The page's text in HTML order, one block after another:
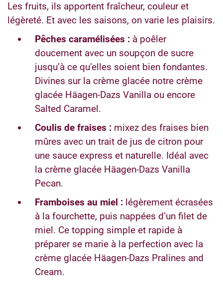
Les fruits, ils apportent fraîcheur, couleur et
légèreté. Et avec les saisons, on varie les plaisirs.
Pêches caramélisées : à poêler
doucement avec un soupçon de sucre
jusqu’à ce qu’elles soient bien fondantes.
Divines sur la crème glacée notre crème
glacée Häagen-Dazs Vanilla ou encore
Salted Caramel.
Coulis de fraises : mixez des fraises bien
mûres avec un trait de jus de citron pour
une sauce express et naturelle. Idéal avec
la crème glacée Häagen-Dazs Vanilla
Pecan.
Framboises au miel : légèrement écrasées
à la fourchette, puis nappées d’un filet de
miel. Ce topping simple et rapide à
préparer se marie à la perfection avec la
crème glacée Häagen-Dazs Pralines and
Cream.